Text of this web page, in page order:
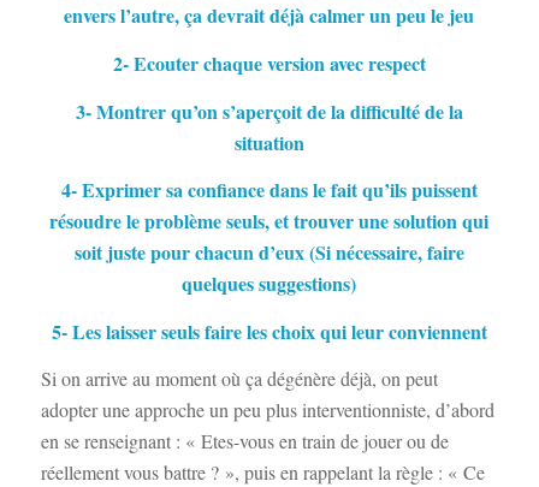
envers l’autre, ça devrait déjà calmer un peu le jeu
2- Ecouter chaque version avec respect
3- Montrer qu’on s’aperçoit de la difficulté de la
situation
4- Exprimer sa confiance dans le fait qu’ils puissent
résoudre le problème seuls, et trouver une solution qui
soit juste pour chacun d’eux (Si nécessaire, faire
quelques suggestions)
5- Les laisser seuls faire les choix qui leur conviennent
Si on arrive au moment où ça dégénère déjà, on peut
adopter une approche un peu plus interventionniste, d’abord
en se renseignant : « Etes-vous en train de jouer ou de
réellement vous battre ? », puis en rappelant la règle : « Ce